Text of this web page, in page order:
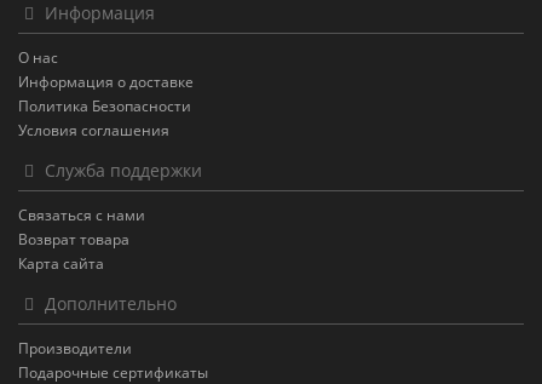
Информация
О нас
Информация о доставке
Политика Безопасности
Условия соглашения
Служба поддержки
Связаться с нами
Возврат товара
Карта сайта
Дополнительно
Производители
Подарочные сертификаты